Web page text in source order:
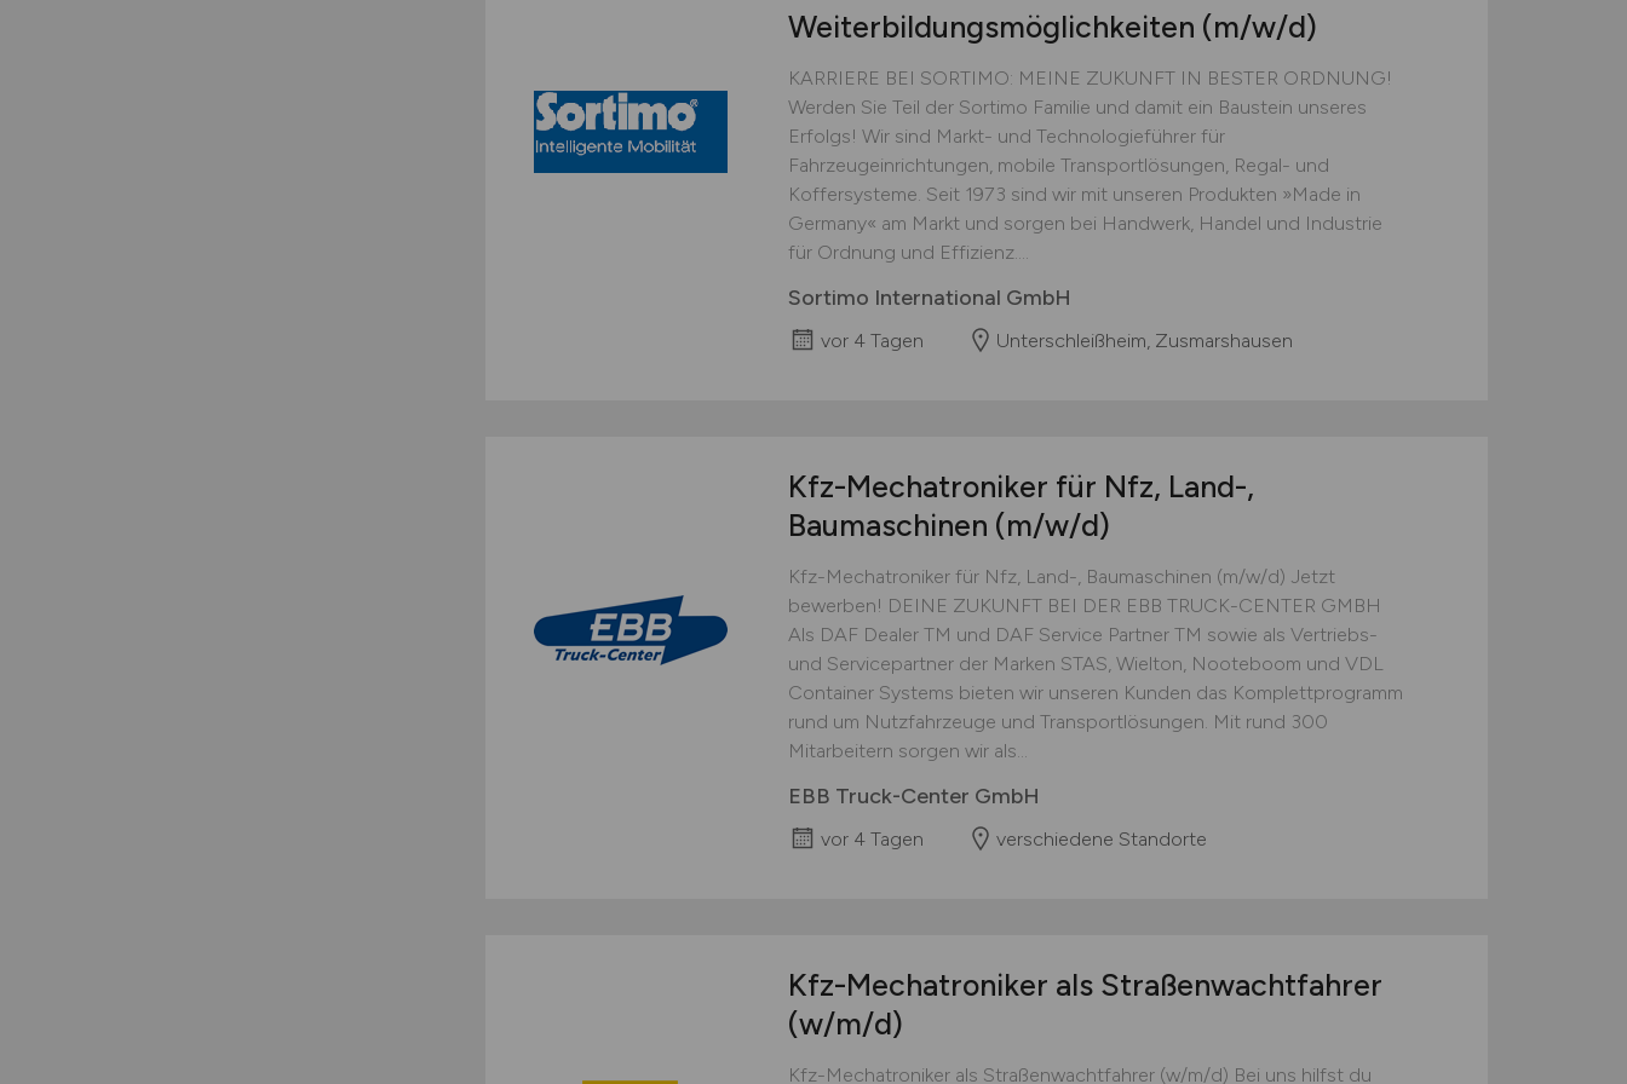
Weiterbildungsmöglichkeiten (m/w/d)
KARRIERE BEI SORTIMO: MEINE ZUKUNFT IN BESTER ORDNUNG!
Werden Sie Teil der Sortimo Familie und damit ein Baustein unseres
Erfolgs! Wir sind Markt- und Technologieführer für
Fahrzeugeinrichtungen, mobile Transportlösungen, Regal- und
Koffersysteme. Seit 1973 sind wir mit unseren Produkten »Made in
Germany« am Markt und sorgen bei Handwerk, Handel und Industrie
für Ordnung und Effizienz....
Sortimo International GmbH
vor 4 Tagen Unterschleißheim, Zusmarshausen
Kfz-Mechatroniker für Nfz, Land-,
Baumaschinen (m/w/d)
Kfz-Mechatroniker für Nfz, Land-, Baumaschinen (m/w/d) Jetzt
bewerben! DEINE ZUKUNFT BEI DER EBB TRUCK-CENTER GMBH
Als DAF Dealer TM und DAF Service Partner TM sowie als Vertriebs-
und Servicepartner der Marken STAS, Wielton, Nooteboom und VDL
Container Systems bieten wir unseren Kunden das Komplettprogramm
rund um Nutzfahrzeuge und Transportlösungen. Mit rund 300
Mitarbeitern sorgen wir als...
EBB Truck-Center GmbH
vor 4 Tagen verschiedene Standorte
Kfz-Mechatroniker als Straßenwachtfahrer
(w/m/d)
Kfz-Mechatroniker als Straßenwachtfahrer (w/m/d) Bei uns hilfst du